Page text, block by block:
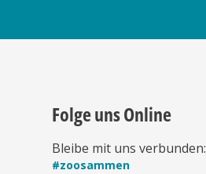
Folge uns Online
Bleibe mit uns verbunden:
#zoosammen